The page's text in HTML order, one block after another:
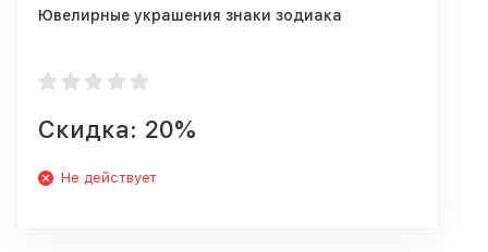
Ювелирные украшения знаки зодиака
Скидка: 20%
Не действует